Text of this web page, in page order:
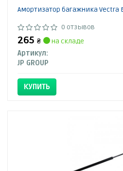
Амортизатор багажника Vectra
0 отзывов
265 ₴
на складе
Артикул:
JP GROUP
КУПИТЬ